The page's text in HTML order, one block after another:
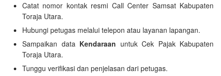
Catat nomor kontak resmi Call Center Samsat Kabupaten
Toraja Utara.
Hubungi petugas melalui telepon atau layanan lapangan.
Sampaikan data Kendaraan untuk Cek Pajak Kabupaten
Toraja Utara.
Tunggu verifikasi dan penjelasan dari petugas.